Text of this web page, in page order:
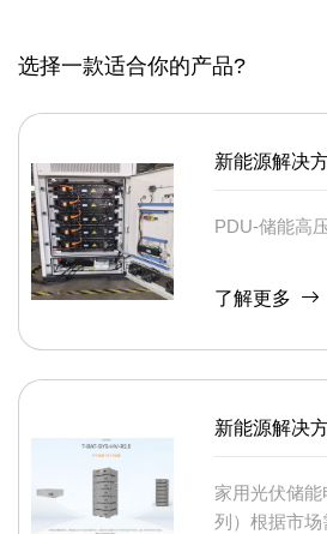
选择一款适合你的产品?
新能源解决
PDU-储能高
了解更多
新能源解决
家用光伏储
列）根据市